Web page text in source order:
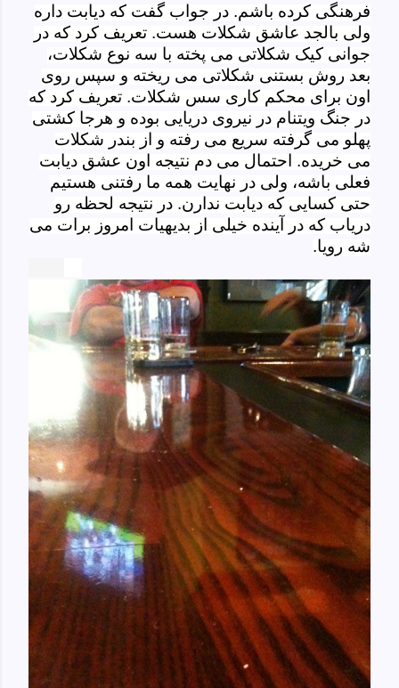
فرهنگی کرده باشم. در جواب گفت که دیابت داره
ولی بالجد عاشق شکلات هست. تعریف کرد که در
جوانی کیک شکلاتی می پخته با سه نوع شکلات،
بعد روش بستنی شکلاتی می ریخته و سپس روی
اون برای محکم کاری سس شکلات. تعریف کرد که
در جنگ ویتنام در نیروی دریایی بوده و هرجا کشتی
پهلو می گرفته سریع می رفته و از بندر شکلات
می خریده. احتمال می دم نتیجه اون عشق دیابت
فعلی باشه، ولی در نهایت همه ما رفتنی هستیم
حتی کسایی که دیابت ندارن. در نتیجه لحظه رو
دریاب که در آینده خیلی از بدیهیات امروز برات می
شه رویا.